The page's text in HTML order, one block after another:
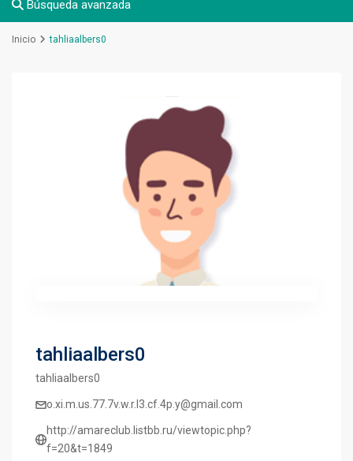
Búsqueda avanzada
Inicio tahliaalbers0
tahliaalbers0
tahliaalbers0
o.xi.m.us.77.7v.w.r.l3.cf.4p.y@gmail.com
http://amareclub.listbb.ru/viewtopic.php?
f=20&t=1849